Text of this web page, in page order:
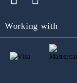
Working with